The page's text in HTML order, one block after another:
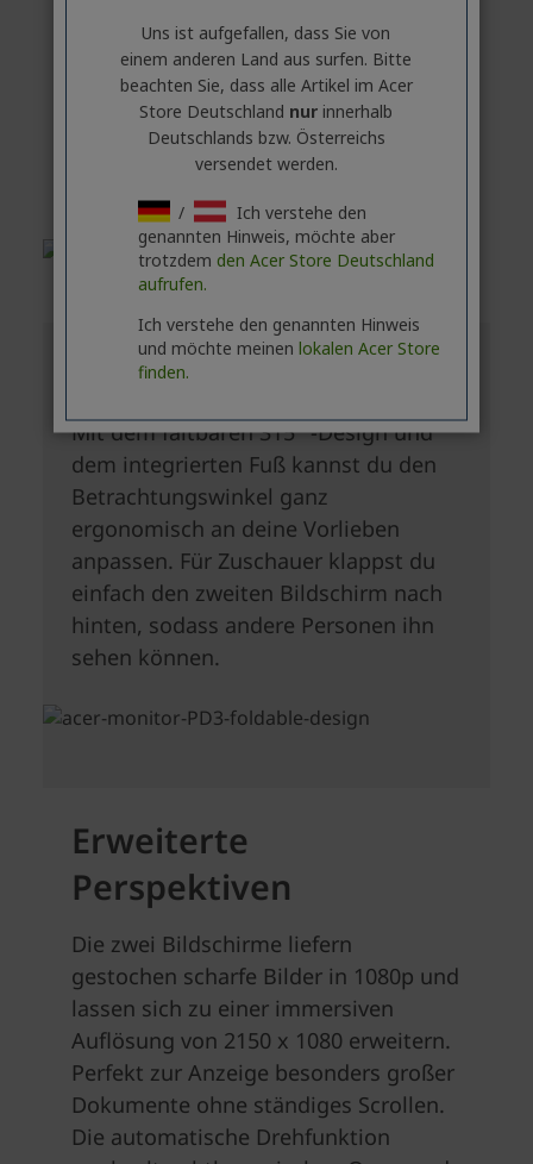
Uns ist aufgefallen, dass Sie von
einem anderen Land aus surfen. Bitte
beachten Sie, dass alle Artikel im Acer
Store Deutschland nur innerhalb
Deutschlands bzw. Österreichs
versendet werden.
/
Ich verstehe den
genannten Hinweis, möchte aber
trotzdem den Acer Store Deutschland
aufrufen.
Ich verstehe den genannten Hinweis
und möchte meinen lokalen Acer Store
finden.